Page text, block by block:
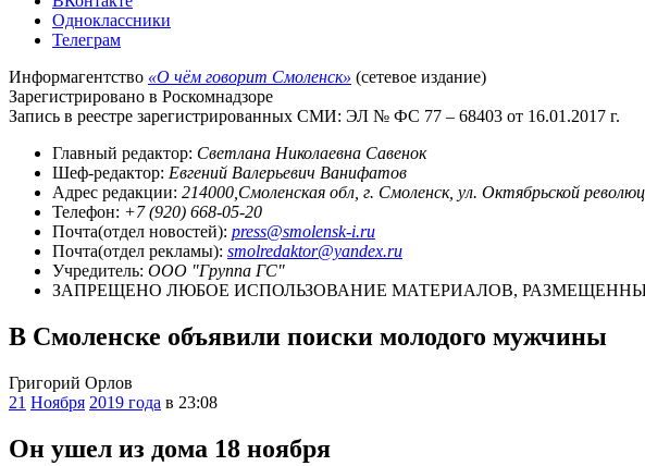
Одноклассники
Телеграм
Информагентство «О чём говорит Смоленск» (сетевое издание)
Зарегистрировано в Роскомнадзоре
Запись в реестре зарегистрированных СМИ: ЭЛ № ФС 77 – 68403 от 16.01.2017 г.
Главный редактор: Светлана Николаевна Савенок
Шеф-редактор: Евгений Валерьевич Ванифатов
Адрес редакции: 214000,Смоленская обл, г. Смоленск, ул. Октябрьской
Телефон: +7 (920) 668-05-20
Почта(отдел новостей): press@smolensk-i.ru
Почта(отдел рекламы): smolredaktor@yandex.ru
Учредитель: ООО "Группа ГС"
ЗАПРЕЩЕНО ЛЮБОЕ ИСПОЛЬЗОВАНИЕ МАТЕРИАЛОВ,
В Смоленске объявили поиски молодого мужчины
Григорий Орлов
21 Ноября 2019 года в 23:08
Он ушел из дома 18 ноября